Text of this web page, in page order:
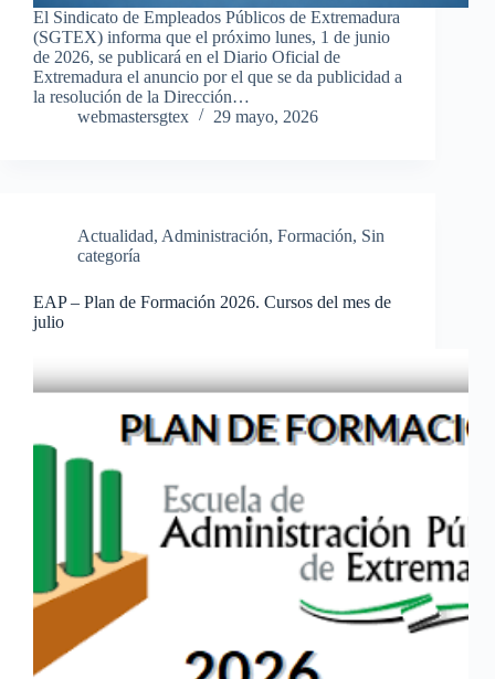
El Sindicato de Empleados Públicos de Extremadura
(SGTEX) informa que el próximo lunes, 1 de junio
de 2026, se publicará en el Diario Oficial de
Extremadura el anuncio por el que se da publicidad a
la resolución de la Dirección…
webmastersgtex
29 mayo, 2026
Actualidad, Administración, Formación, Sin
categoría
EAP – Plan de Formación 2026. Cursos del mes de
julio